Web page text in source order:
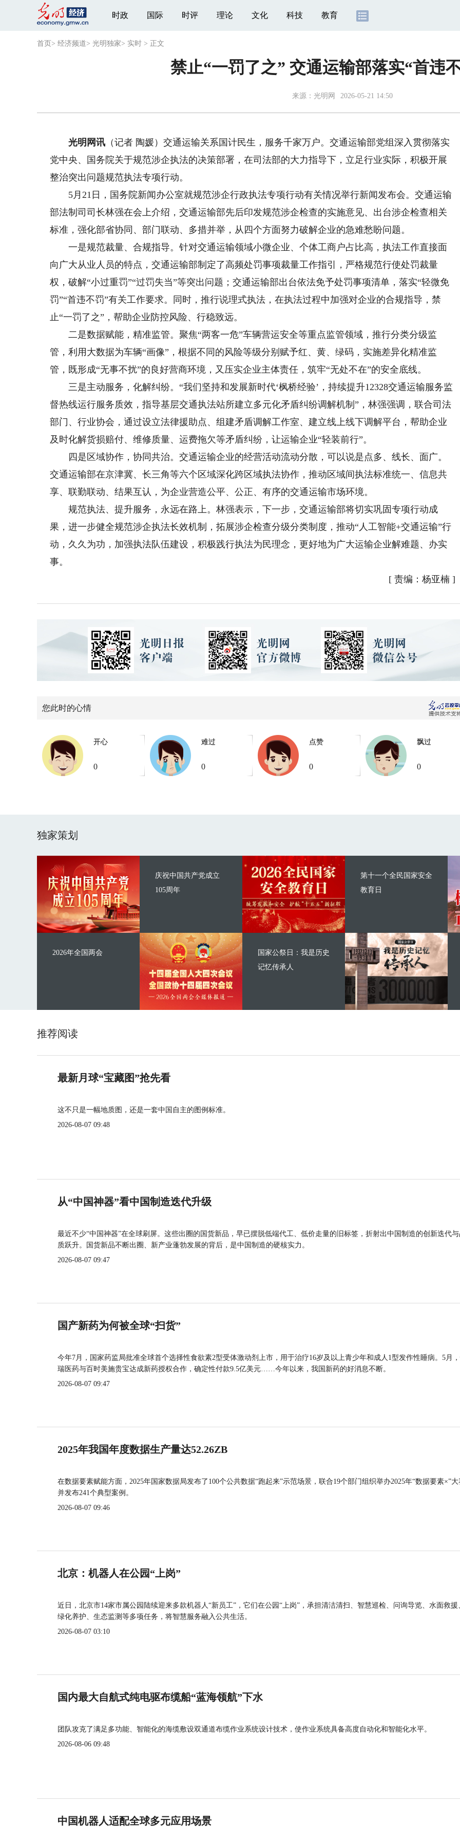
时政 国际 时评 理论 文化 科技 教育
首页 > 经济频道> 光明独家> 实时 > 正文
禁止“一罚了之” 交通运输部落实“首违
来源： 光明网 2026-05-21 14:50
光明网讯 （记者 陶媛）交通运输关系国计民生，服务千家万户。交通运输部党组深入贯彻落实
党中央、国务院关于规范涉企执法的决策部署，在司法部的大力指导下，立足行业实际，积极开展
整治突出问题规范执法专项行动。
5月21日，国务院新闻办公室就规范涉企行政执法专项行动有关情况举行新闻发布会。交通运输
部法制司司长林强在会上介绍，交通运输部先后印发规范涉企检查的实施意见、出台涉企检查相关
标准，强化部省协同、部门联动、多措并举，从四个方面努力破解企业的急难愁盼问题。
一是规范裁量、合规指导。针对交通运输领域小微企业、个体工商户占比高，执法工作直接面
向广大从业人员的特点，交通运输部制定了高频处罚事项裁量工作指引，严格规范行使处罚裁量
权，破解“小过重罚”“过罚失当”等突出问题；交通运输部出台依法免予处罚事项清单，落实“轻微免
罚”“首违不罚”有关工作要求。同时，推行说理式执法，在执法过程中加强对企业的合规指导，禁
止“一罚了之”，帮助企业防控风险、行稳致远。
二是数据赋能，精准监管。聚焦“两客一危”车辆营运安全等重点监管领域，推行分类分级监
管，利用大数据为车辆“画像”，根据不同的风险等级分别赋予红、黄、绿码，实施差异化精准监
管，既形成“无事不扰”的良好营商环境，又压实企业主体责任，筑牢“无处不在”的安全底线。
三是主动服务，化解纠纷。“我们坚持和发展新时代‘枫桥经验’，持续提升12328交通运输服务监
督热线运行服务质效，指导基层交通执法站所建立多元化矛盾纠纷调解机制”，林强强调，联合司法
部门、行业协会，通过设立法律援助点、组建矛盾调解工作室、建立线上线下调解平台，帮助企业
及时化解货损赔付、维修质量、运费拖欠等矛盾纠纷，让运输企业“轻装前行”。
四是区域协作，协同共治。交通运输企业的经营活动流动分散，可以说是点多、线长、面广。
交通运输部在京津冀、长三角等六个区域深化跨区域执法协作，推动区域间执法标准统一、信息共
享、联勤联动、结果互认，为企业营造公平、公正、有序的交通运输市场环境。
规范执法、提升服务，永远在路上。林强表示，下一步，交通运输部将切实巩固专项行动成
果，进一步健全规范涉企执法长效机制，拓展涉企检查分级分类制度，推动“人工智能+交通运输”行
动，久久为功，加强执法队伍建设，积极践行执法为民理念，更好地为广大运输企业解难题、办实
事。
[ 责编：杨亚楠 ]
您此时的心情
开心
0
难过
0
点赞
0
飘过
0
独家策划
庆祝中国共产党成立
105周年
2026年全国两会
第十一个全民国家安全
教育日
国家公祭日：我是历史
记忆传承人
推荐阅读
最新月球“宝藏图”抢先看
这不只是一幅地质图，还是一套中国自主的图例标准。
2026-08-07 09:48
从“中国神器”看中国制造迭代升级
最近不少“中国神器”在全球刷屏。这些出圈的国货新品，早已摆脱低端代工、低价走量的旧标签，折射出中国制造的创新迭代
质跃升。国货新品不断出圈、新产业蓬勃发展的背后，是中国制造的硬核实力。
2026-08-07 09:47
国产新药为何被全球“扫货”
今年7月，国家药监局批准全球首个选择性食欲素2型受体激动剂上市，用于治疗16岁及以上青少年和成人1型发作性睡病。5月
瑞医药与百时美施贵宝达成新药授权合作，确定性付款9.5亿美元……今年以来，我国新药的好消息不断。
2026-08-07 09:47
2025年我国年度数据生产量达52.26ZB
在数据要素赋能方面，2025年国家数据局发布了100个公共数据“跑起来”示范场景，联合19个部门组织举办2025年“数据要素×”大
并发布241个典型案例。
2026-08-07 09:46
北京：机器人在公园“上岗”
近日，北京市14家市属公园陆续迎来多款机器人“新员工”，它们在公园“上岗”，承担清洁清扫、智慧巡检、问询导览、水面救援
绿化养护、生态监测等多项任务，将智慧服务融入公共生活。
2026-08-07 03:10
国内最大自航式纯电驱布缆船“蓝海领航”下水
团队攻克了满足多功能、智能化的海缆敷设双通道布缆作业系统设计技术，使作业系统具备高度自动化和智能化水平。
2026-08-06 09:48
中国机器人适配全球多元应用场景